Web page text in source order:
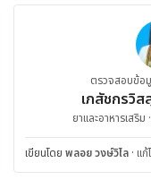
ตรวจสอบข้อ
เภสัชกรวิส
ยาและอาหารเสริ
เขียนโดย พลอย วงษ์วิไล · แ